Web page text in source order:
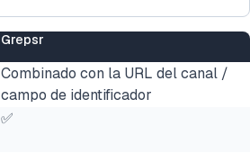
Grepsr
Combinado con la URL del canal /
campo de identificador
✅